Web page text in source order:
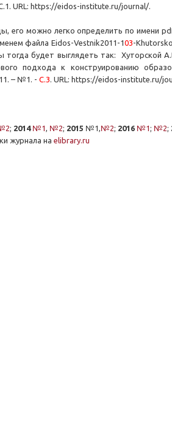
URL: https://eidos-institute.ru/journal/.
его можно легко определить по имени
файла Eidos-Vestnik2011-103-
тогда будет выглядеть так: Хуторской
подхода к конструированию
– №1. - С.3. URL: https://eidos-institute.ru/
; 2014 №1, №2; 2015 №1,№2; 2016 №1; №2;
журнала на elibrary.ru